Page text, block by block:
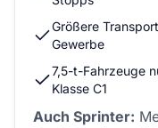
Größere
Gewerbe
7,5-t-Fahrzeuge
Klasse C1
Auch Sprinter: